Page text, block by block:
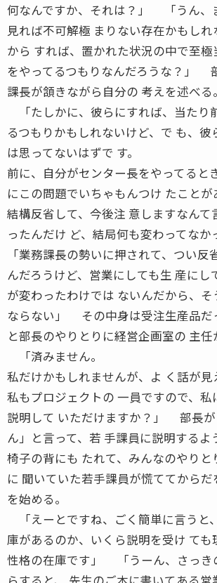
何なんですか、それは？」 「うん、
見れば不可解極 まりない存在かもし
から すれば、置かれた状況の中で至極
をやってるつもりなんだろうな？」
課長が頷きながら自分の 考えを述べる。
「たしかに、彼らにすれば、当たり
るつもりかもしれないけど、で も、彼
は思ってないはずで す。
前に、自分がセンター長をやってると
にこの問題でいちゃもんつけ たことが
結構反省して、今後注 意しますなんて
ったんだけ ど、結局何も変わってな
「業務課長の勢いに押されて、つい反
んだろうけど、営業にしても生 産にし
が変わったわけでは ないんだから、そ
ならない」 その中身は受注生産品
と部長のやりとりに経営企画室の 主任
「済みません。
私だけかもしれませんが、よ く話が見
私もプロジェクトの 一員ですので、私
説明して いただけますか？」 部長が
ん」と言って、若 手課員に説明するよ
椅子の背にも たれて、みんなのやりと
に 聞いていた若手課員が慌ててから
を始める。
「えーとですね、ごく簡単に言うと
庫があるのか、いくら説明を受け ても
性格の在庫です」 「うーん、さっき